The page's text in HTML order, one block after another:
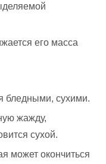
его масса
бледными, сухими.
жажду,
сухой.
может окончиться